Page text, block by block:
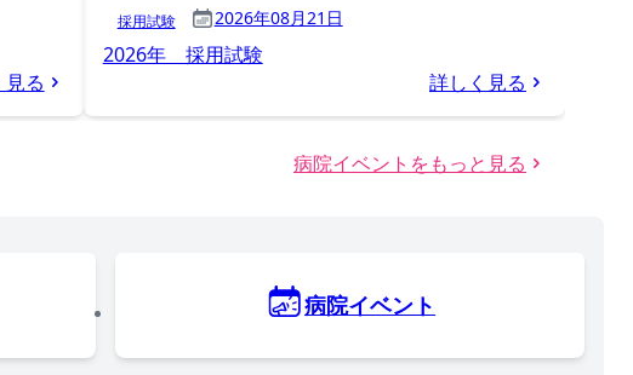
る
採用試験 2026年08月21日
2026年 採用試験
詳しく見る
病院イベントをもっと見る
病院イベント